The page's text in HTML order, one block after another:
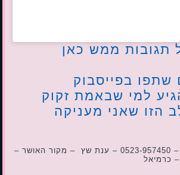
תגובות ממש כאן
בפייסבוק
למי שבאמת זקוק
הזו שאני מעניקה
לתיאום – להתקשר – 0523-957450 – ענת שץ – מקור האושר –
כרמיאל